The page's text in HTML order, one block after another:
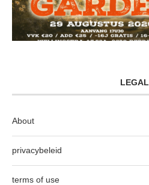
LEGAL
About
privacybeleid
terms of use